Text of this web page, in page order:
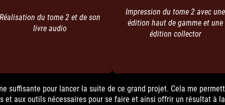
du tome 2 et de son
livre audio
Impression du tome 2 avec une
édition haut de gamme et une
édition collector
suffisante pour lancer la suite de ce grand projet. Cela me
et aux outils nécessaires pour se faire et ainsi offrir un résultat à